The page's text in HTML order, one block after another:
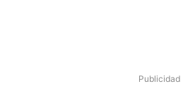
Publicidad